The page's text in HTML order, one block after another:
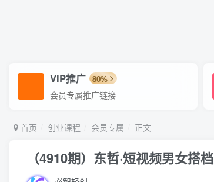
VIP推广 80%
会员专属推广链接
首页 创业课程 会员专属 正文
（4910期）东哲·短视频男女搭